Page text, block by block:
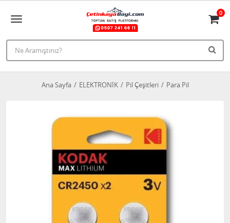
0
Ana Sayfa ELEKTRONİK Pil Çeşitleri Para Pil